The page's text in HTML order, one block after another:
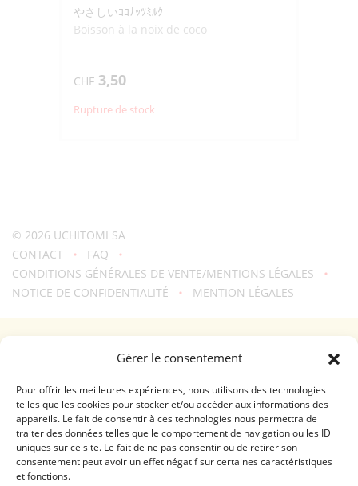
Gérer le consentement
Pour offrir les meilleures expériences, nous utilisons des technologies
telles que les cookies pour stocker et/ou accéder aux informations des
appareils. Le fait de consentir à ces technologies nous permettra de
traiter des données telles que le comportement de navigation ou les ID
uniques sur ce site. Le fait de ne pas consentir ou de retirer son
consentement peut avoir un effet négatif sur certaines caractéristiques
et fonctions.
やさしいｺｺﾅｯﾂﾐﾙｸ
Boisson à la noix de coco
CHF 3,50
Rupture de stock
© 2026 UCHITOMI SA
CONTACT
FAQ
CONDITIONS GÉNÉRALES DE VENTE/MENTIONS LÉGALES
NOTICE DE CONFIDENTIALITÉ
MENTION LÉGALES
GENÈVE - RIVE DROITE (FERRIER)
Lundi - Vendredi: 9:00-18:30 / Samedi: 9:00-17:00
GENÈVE - RIVE GAUCHE (RHÔNE)
Horaires d'ouverture
Lundi - Vendredi: 10:00-19:00 / Samedi: 10:00-18:00